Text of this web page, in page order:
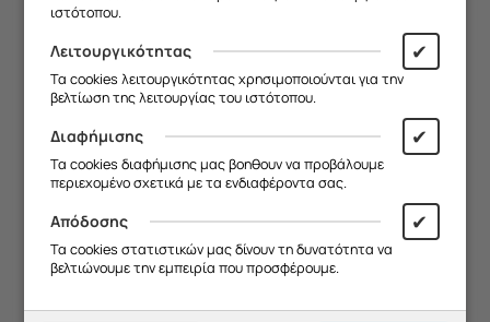
ΔΙΑΚΟΠΤΗΣ ΦΟΥΡΝΟΥ KUPP EEH 641 (ΚΤΡΓΘ)
ιστότοπου.
Λειτουργικότητας ✔
Τα cookies λειτουργικότητας χρησιμοποιούνται για την
βελτίωση της λειτουργίας του ιστότοπου.
Διαφήμισης ✔
Τα cookies διαφήμισης μας βοηθουν να προβάλουμε
περιεχομένο σχετικά με τα ενδιαφέροντα σας.
Απόδοσης ✔
Τα cookies στατιστικών μας δίνουν τη δυνατότητα να
βελτιώνουμε την εμπειρία που προσφέρουμε.
Σας ευχαριστούμε για την
κατανόηση και σας ευχόμαστε καλό
καλοκαίρι!
Θα θέλαμε να σας ενημερώσουμε ότι
η επιχείρησή μας θα παραμείνει
κλειστή από13/08 έως και 18/08
Θα είμαστε ξανά κοντά σας από
19/08.
κατανόηση και σας ευχόμαστε καλό